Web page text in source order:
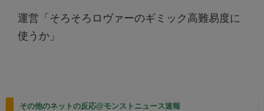
運営「そろそろロヴァーのギミック高難易度に
使うか」
その他のネットの反応@モンストニュース速報